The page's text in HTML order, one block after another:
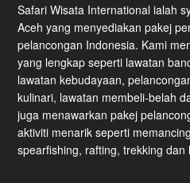
Safari Wisata International ialah
Aceh yang menyediakan pakej
pelancongan Indonesia. Kami
yang lengkap seperti lawatan
lawatan kebudayaan,
kulinari, lawatan membeli-belah
juga menawarkan pakej
aktiviti menarik seperti
spearfishing, rafting, trekking dan